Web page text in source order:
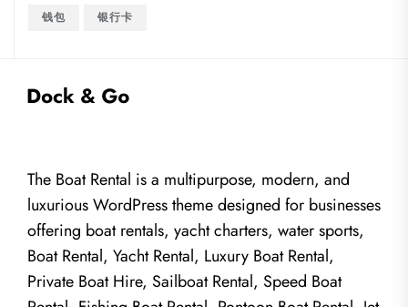
钱包
银行卡
The Boat Rental is a multipurpose, modern, and
luxurious WordPress theme designed for businesses
offering boat rentals, yacht charters, water sports,
Boat Rental, Yacht Rental, Luxury Boat Rental,
Private Boat Hire, Sailboat Rental, Speed Boat